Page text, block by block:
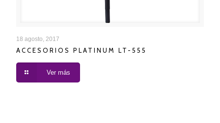
ACCESORIOS PLATINUM LT-555
18 agosto, 2017
ACCESORIOS PLATINUM LT-555
Ver más